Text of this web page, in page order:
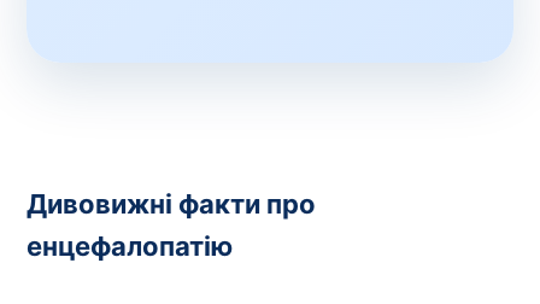
Дивовижні факти про
енцефалопатію